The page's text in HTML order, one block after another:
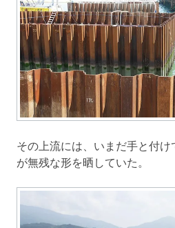
その上流には、いまだ手と付
が無残な形を晒していた。